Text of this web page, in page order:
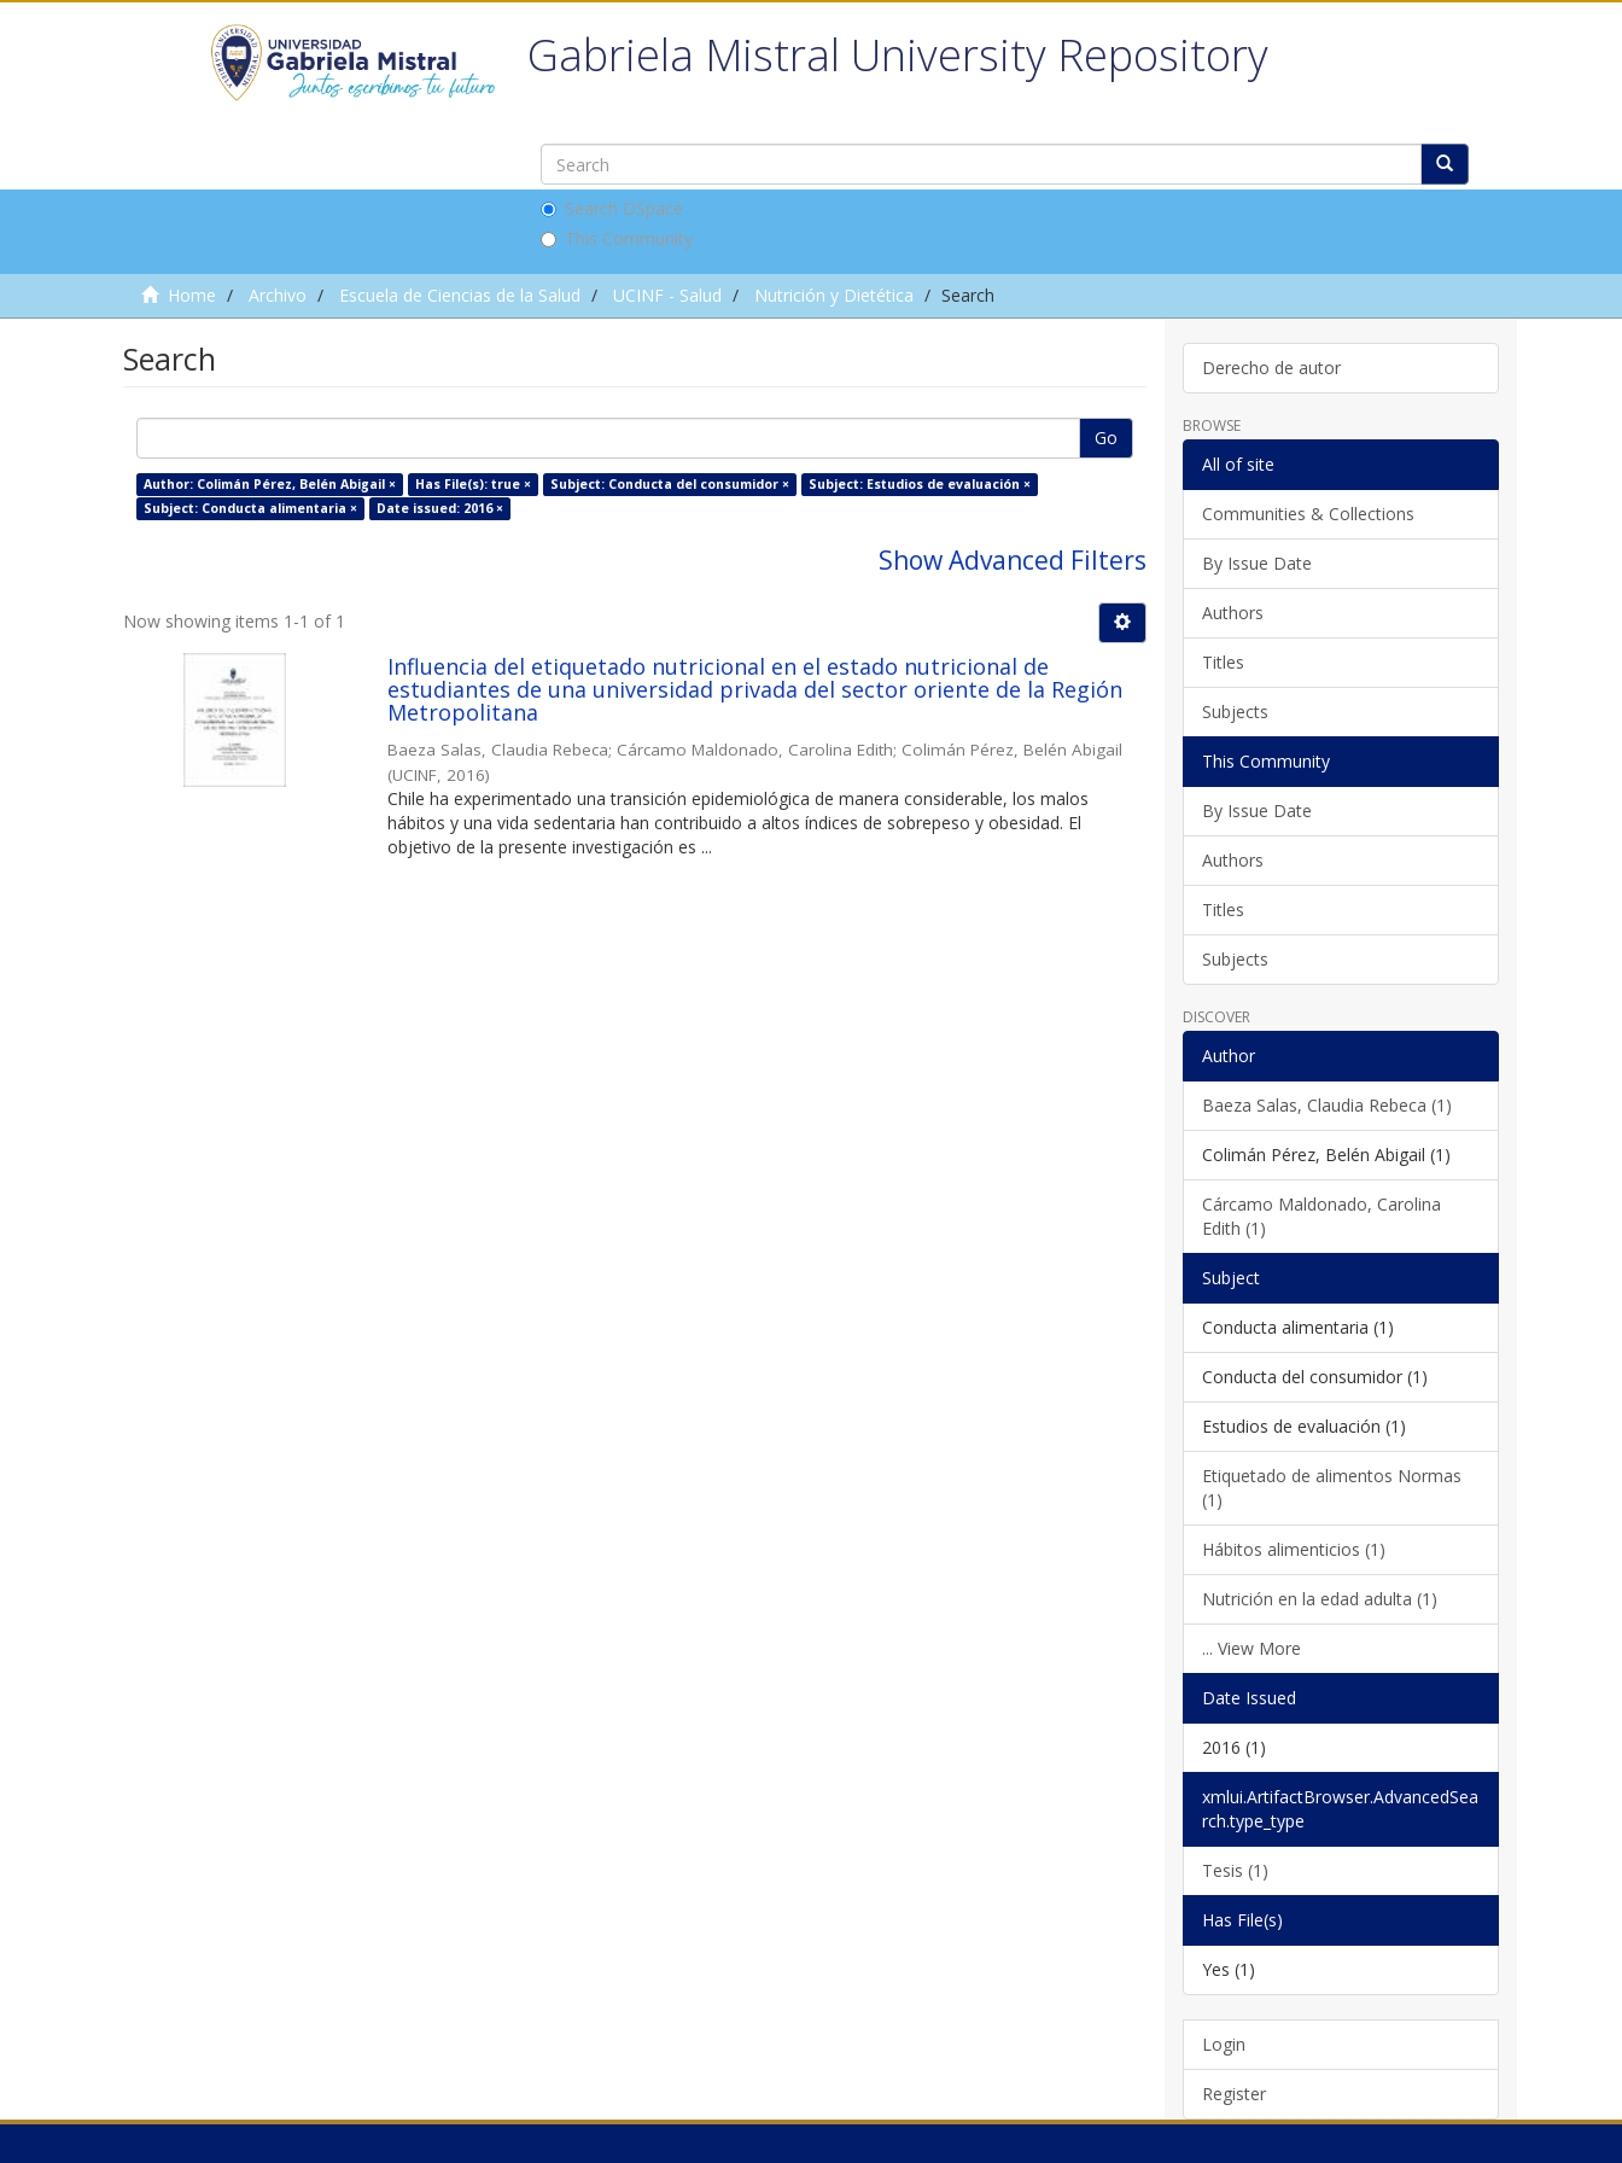
Gabriela Mistral University Repository
Search DSpace
This Community
Home Archivo Escuela de Ciencias de la Salud UCINF - Salud Nutrición y Dietética Search
Search
Go
Author: Colimán Pérez, Belén Abigail × Has File(s): true × Subject: Conducta del consumidor ×
Subject: Estudios de evaluación ×
Subject: Conducta alimentaria ×
Date issued: 2016 ×
Show Advanced Filters
Now showing items 1-1 of 1
Influencia del etiquetado nutricional en el estado nutricional de
estudiantes de una universidad privada del sector oriente de la Región
Metropolitana
Baeza Salas, Claudia Rebeca; Cárcamo Maldonado, Carolina Edith; Colimán Pérez, Belén Abigail
(UCINF 2016)
Chile ha experimentado una transición epidemiológica de manera considerable, los malos
hábitos y una vida sedentaria han contribuido a altos índices de sobrepeso y obesidad. El
objetivo de la presente investigación es ...
Derecho de autor
BROWSE
All of site
Communities & Collections
By Issue Date
Authors
Titles
Subjects
This Community
By Issue Date
Authors
Titles
Subjects
DISCOVER
Author
Baeza Salas, Claudia Rebeca (1)
Colimán Pérez, Belén Abigail (1)
Cárcamo Maldonado, Carolina
Edith (1)
Subject
Conducta alimentaria (1)
Conducta del consumidor (1)
Estudios de evaluación (1)
Etiquetado de alimentos Normas
(1)
Hábitos alimenticios (1)
Nutrición en la edad adulta (1)
... View More
Date Issued
2016 (1)
xmlui.ArtifactBrowser.AdvancedSea
rch.type_type
Tesis (1)
Has File(s)
Yes (1)
Login
Register